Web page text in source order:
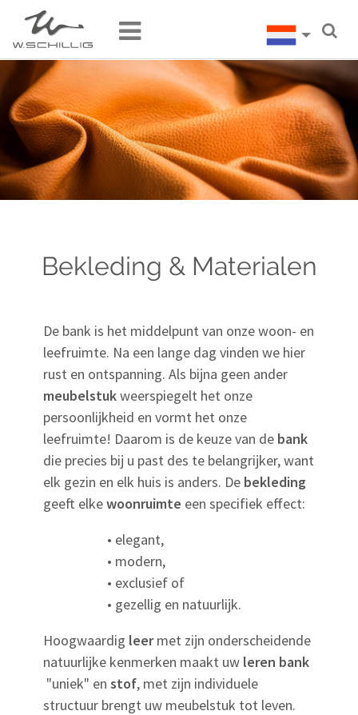
Bekleding & Materialen
De bank is het middelpunt van onze woon- en
leefruimte. Na een lange dag vinden we hier
rust en ontspanning. Als bijna geen ander
meubelstukweerspiegelt het onze
persoonlijkheid en vormt het onze
leefruimte! Daarom is de keuze van de bank
die precies bij u past des te belangrijker, want
elk gezin en elk huis is anders. De bekleding
geeft elkewoonruimte een specifiek effect:
• elegant,
• modern,
• exclusief of
• gezellig en natuurlijk.
Hoogwaardig leermet zijn onderscheidende
natuurlijke kenmerken maakt uw leren bank
"uniek" en stof, met zijn individuele
structuur brengt uw meubelstuk tot leven.